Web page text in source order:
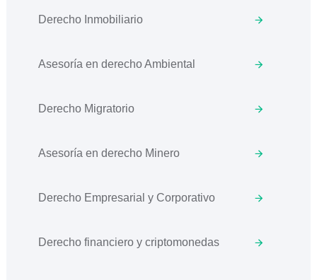
Derecho Inmobiliario
Asesoría en derecho Ambiental
Derecho Migratorio
Asesoría en derecho Minero
Derecho Empresarial y Corporativo
Derecho financiero y criptomonedas